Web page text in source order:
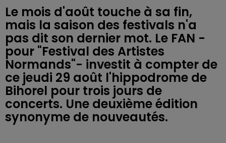
Le mois d'août touche à sa fin,
mais la saison des festivals n'a
pas dit son dernier mot. Le FAN -
pour "Festival des Artistes
Normands"- investit à compter de
ce jeudi 29 août l'hippodrome de
Bihorel pour trois jours de
concerts. Une deuxième édition
synonyme de nouveautés.